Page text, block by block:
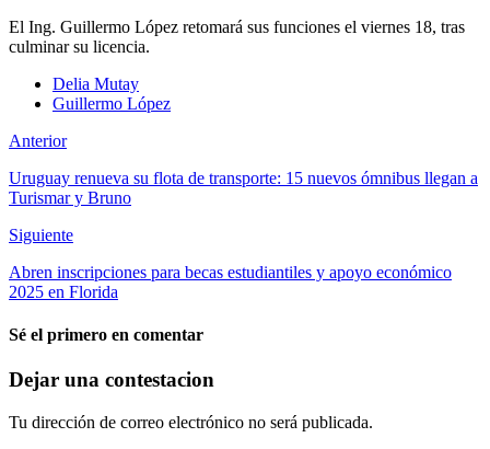
El Ing. Guillermo López retomará sus funciones el viernes 18, tras
culminar su licencia.
Delia Mutay
Guillermo López
Anterior
Uruguay renueva su flota de transporte: 15 nuevos ómnibus llegan a
Turismar y Bruno
Siguiente
Abren inscripciones para becas estudiantiles y apoyo económico
2025 en Florida
Sé el primero en comentar
Dejar una contestacion
Tu dirección de correo electrónico no será publicada.